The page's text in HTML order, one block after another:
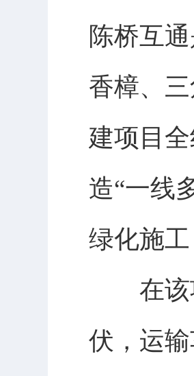
陈桥互
香樟、
建项目
造“一线
绿化施
在该项
伏，运